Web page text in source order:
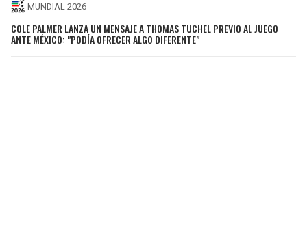
MUNDIAL 2026
COLE PALMER LANZA UN MENSAJE A THOMAS TUCHEL PREVIO AL JUEGO
ANTE MÉXICO: "PODÍA OFRECER ALGO DIFERENTE"